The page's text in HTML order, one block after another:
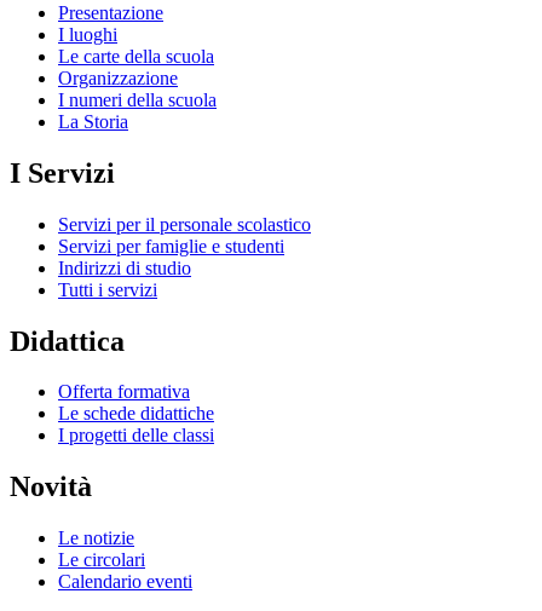
Presentazione
I luoghi
Le carte della scuola
Organizzazione
I numeri della scuola
La Storia
I Servizi
Servizi per il personale scolastico
Servizi per famiglie e studenti
Indirizzi di studio
Tutti i servizi
Didattica
Offerta formativa
Le schede didattiche
I progetti delle classi
Novità
Le notizie
Le circolari
Calendario eventi